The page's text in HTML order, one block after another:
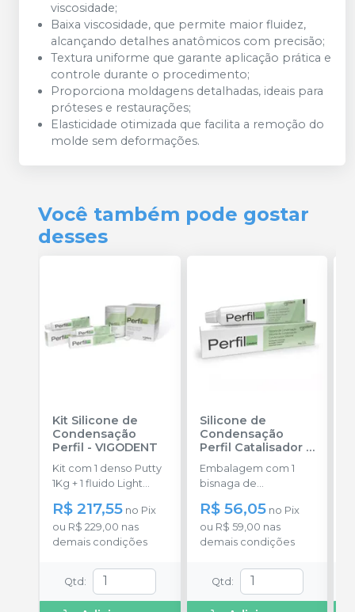
viscosidade;
Baixa viscosidade, que permite maior fluidez,
alcançando detalhes anatômicos com precisão;
Textura uniforme que garante aplicação prática e
controle durante o procedimento;
Proporciona moldagens detalhadas, ideais para
próteses e restaurações;
Elasticidade otimizada que facilita a remoção do
molde sem deformações.
Você também pode gostar
desses
Kit Silicone de
Condensação
Perfil -VIGODENT
Kit com 1 denso Putty
1Kg + 1 fluido Light
Body 120g + 1
catalisador 60ml.
R$ 217,55 no Pix
ou R$ 229,00 nas
demais condições
Qtd :
Silicone de
Condensação
Perfil Catalisador-
VIGODENT
Embalagem com 1
bisnaga de
catalisador com 50g.
R$ 56,05 no Pix
ou R$ 59,00 nas
demais condições
Qtd :